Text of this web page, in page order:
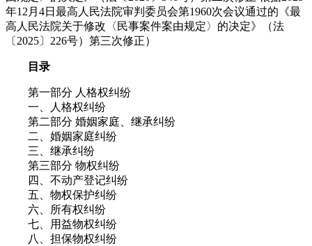
年12月4日最高人民法院审判委员会第1960次会议通过的《最
高人民法院关于修改〈民事案件案由规定〉的决定》（法
〔2025〕226号）第三次修正）
目录
第一部分 人格权纠纷
一、人格权纠纷
第二部分 婚姻家庭、继承纠纷
二、婚姻家庭纠纷
三、继承纠纷
第三部分 物权纠纷
四、不动产登记纠纷
五、物权保护纠纷
六、所有权纠纷
七、用益物权纠纷
八、担保物权纠纷